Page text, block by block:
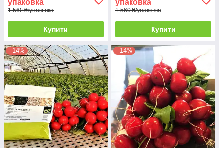
упаковка
1 560 ₴/упаковка
Купити
упаковка
1 560 ₴/упаковка
Купити
–14% –14%